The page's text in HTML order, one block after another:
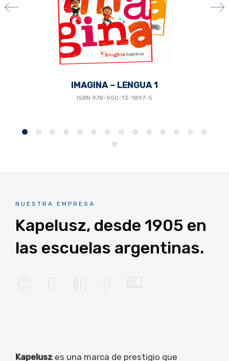
IMAGINA – LENGUA 1
ISBN 978-950-13-1897-5
NUESTRA EMPRESA
Kapelusz, desde 1905 en
las escuelas argentinas.
Kapelusz es una marca de prestigio que